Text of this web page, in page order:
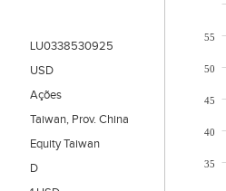
LU0338530925
USD
Ações
Taiwan, Prov. China
Equity Taiwan
D
35
40
45
50
55